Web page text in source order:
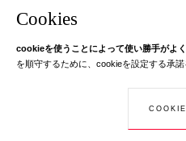
Cookies
cookieを使うことによって使い勝手がよく
を順守するために、cookieを設定する承諾
COOKIE
© Creaddict -
| 個人データ |
Instagram Facebook
あなたのEメール
あなたのEメールアドレスは、
ス、修正および反対の権利があります